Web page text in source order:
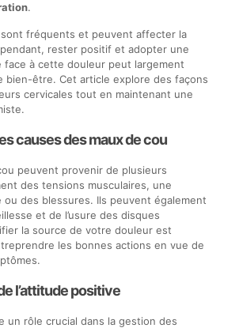
.
sont fréquents et peuvent affecter la
rester positif et adopter une
à cette douleur peut largement
bien-être. Cet article explore des façons
cervicales tout en maintenant une
causes des maux de cou
peuvent provenir de plusieurs
des tensions musculaires, une
ou des blessures. Ils peuvent également
et de l’usure des disques
la source de votre douleur est
les bonnes actions en vue de
l’attitude positive
un rôle crucial dans la gestion des